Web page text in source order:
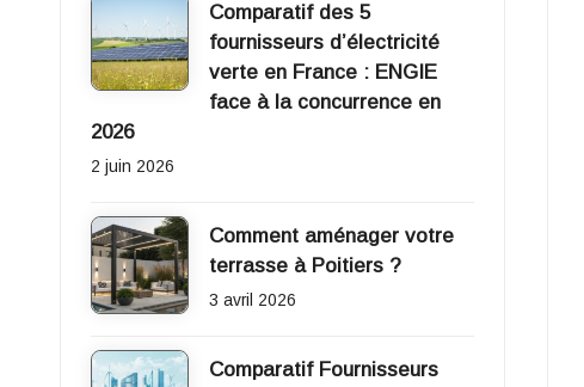
Comparatif des 5
fournisseurs d’électricité
verte en France : ENGIE
face à la concurrence en
2026
2 juin 2026
Comment aménager votre
terrasse à Poitiers ?
3 avril 2026
Comparatif Fournisseurs